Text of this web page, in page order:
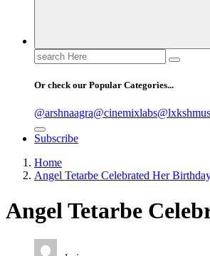
Search
for:
Or check our Popular Categories...
@arshnaagra@cinemixlabs
Subscribe
Home
Angel Tetarbe Celebrated Her
Angel Tetarbe